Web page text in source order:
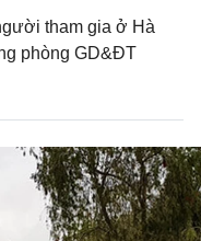
tham gia ở Hà
phòng GD&ĐT